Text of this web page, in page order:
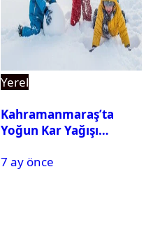
Yerel
Kahramanmaraş’ta
Yoğun Kar Yağışı
Tatil
7 ay önce